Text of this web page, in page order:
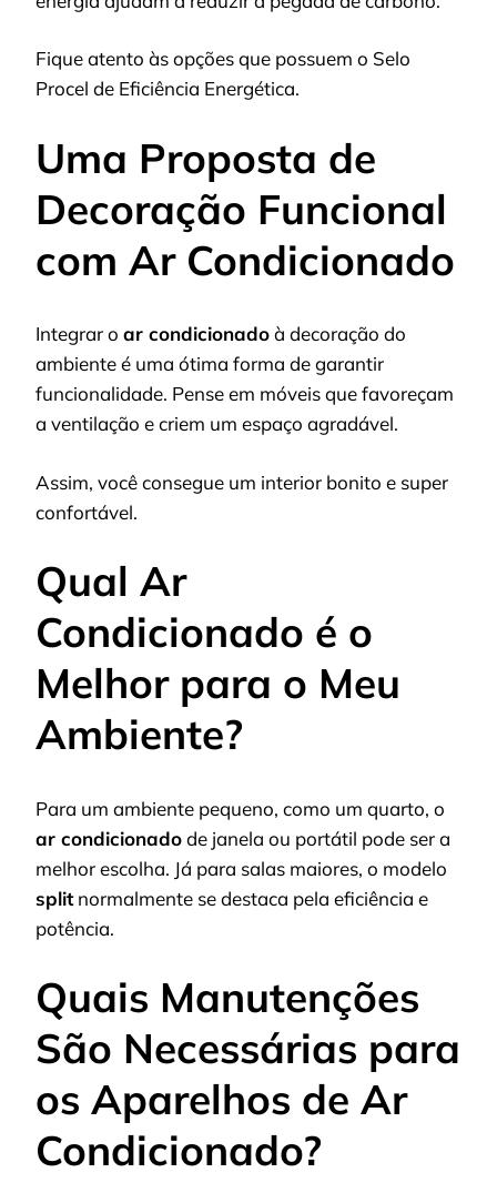
Fique atento às opções que possuem o Selo
Procel de Eficiência Energética.
Uma Proposta de
Decoração Funcional
com Ar Condicionado
Integrar o ar condicionadoà decoração do
ambiente é uma ótima forma de garantir
funcionalidade. Pense em móveis que favoreçam
a ventilação e criem um espaço agradável.
Assim, você consegue um interior bonito e super
confortável.
Qual Ar
Condicionado é o
Melhor para o Meu
Ambiente?
Para um ambiente pequeno, como um quarto, o
ar condicionadode janela ou portátil pode ser a
melhor escolha. Já para salas maiores, o modelo
splitnormalmente se destaca pela eficiência e
potência.
Quais Manutenções
São Necessárias para
os Aparelhos de Ar
Condicionado?